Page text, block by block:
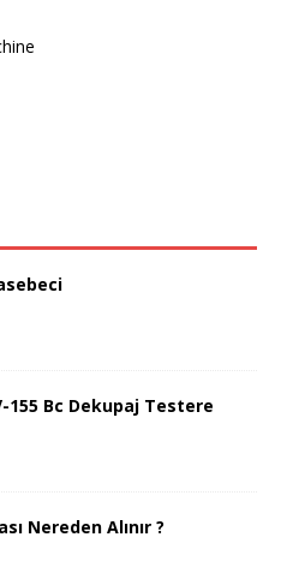
155 Bc Dekupaj Testere
Nereden Alınır ?